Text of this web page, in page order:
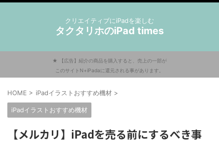
クリエイティブにiPadを楽しむ
タクタリホのiPad times
★ 【広告】紹介の商品を購入すると、売上の一部が
このサイトN+iPadaに還元される事があります。
HOME > iPadイラストおすすめ機材 >
iPadイラストおすすめ機材
【メルカリ】iPadを売る前にするべき事